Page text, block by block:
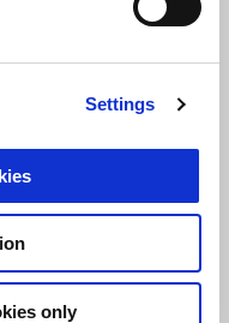
Settings
only